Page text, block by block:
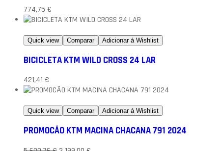
774,75 €
Quick view Comparar Adicionar á Wishlist
BICICLETA KTM WILD CROSS 24 LAR
421,41 €
Quick view Comparar Adicionar á Wishlist
PROMOCÃO KTM MACINA CHACANA 791 2024